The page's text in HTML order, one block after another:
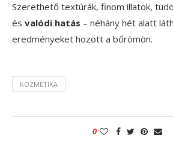
Szerethető textúrák, finom illatok,
és valódi hatás – néhány hét alatt
eredményeket hozott a bőrömön.
KOZMETIKA
0